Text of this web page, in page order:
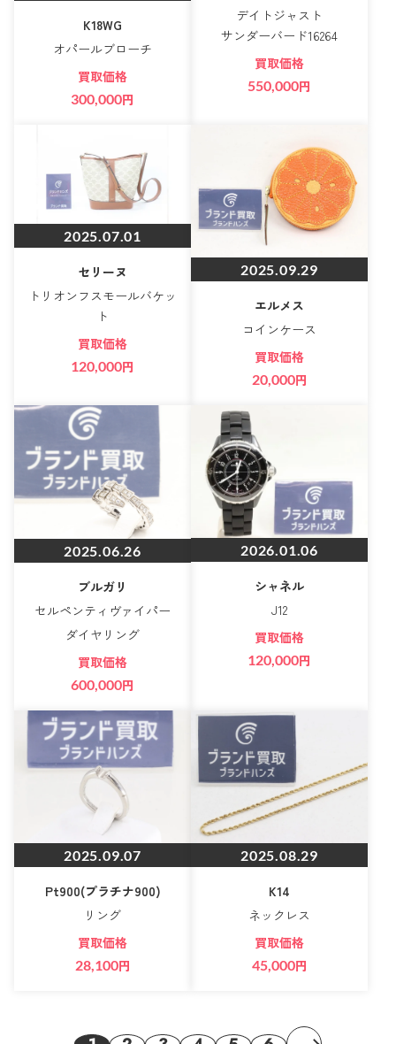
K18WG
オパールブローチ
買取価格
300,000円
デイトジャスト
サンダーバード16264
買取価格
550,000円
2025.07.01
セリーヌ
トリオンフスモールバケッ
ト
買取価格
120,000円
2025.09.29
エルメス
コインケース
買取価格
20,000円
2025.06.26
ブルガリ
セルペンティヴァイパー
ダイヤリング
買取価格
600,000円
2026.01.06
シャネル
J12
買取価格
120,000円
2025.09.07
Pt900(プラチナ900)
リング
買取価格
28,100円
2025.08.29
K14
ネックレス
買取価格
45,000円